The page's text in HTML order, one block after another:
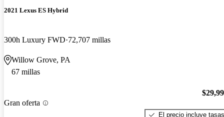
2021 Lexus ES Hybrid
300h Luxury FWD 72,707 millas
Willow Grove, PA
67 millas
Gran oferta
El precio incluye tasas